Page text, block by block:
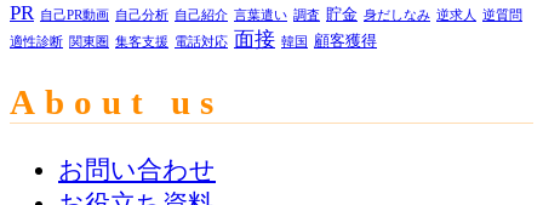
PR
自己PR動画 自己分析 自己紹介 言葉遣い 調査 貯金 身だしなみ 逆求人
逆質問
適性診断 関東圏 集客支援 電話対応 面接 韓国 顧客獲得
About us
お問い合わせ